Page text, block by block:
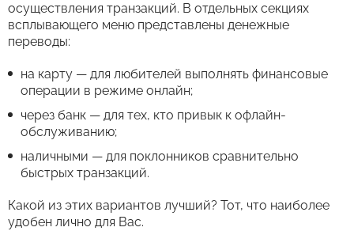
осуществления транзакций. В отдельных секциях
всплывающего меню представлены денежные
переводы:
на карту — для любителей выполнять финансовые
операции в режиме онлайн;
через банк — для тех, кто привык к офлайн-
обслуживанию;
наличными — для поклонников сравнительно
быстрых транзакций.
Какой из этих вариантов лучший? Тот, что наиболее
удобен лично для Вас.